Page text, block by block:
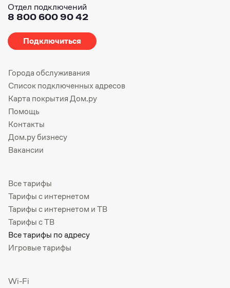
Отдел подключений
8 800 600 90 42
Подключиться
Города обслуживания
Список подключенных адресов
Карта покрытия Дом.ру
Помощь
Контакты
Дом.ру бизнесу
Вакансии
Все тарифы
Тарифы с интернетом
Тарифы с интернетом и ТВ
Тарифы с ТВ
Все тарифы по адресу
Игровые тарифы
Wi-Fi